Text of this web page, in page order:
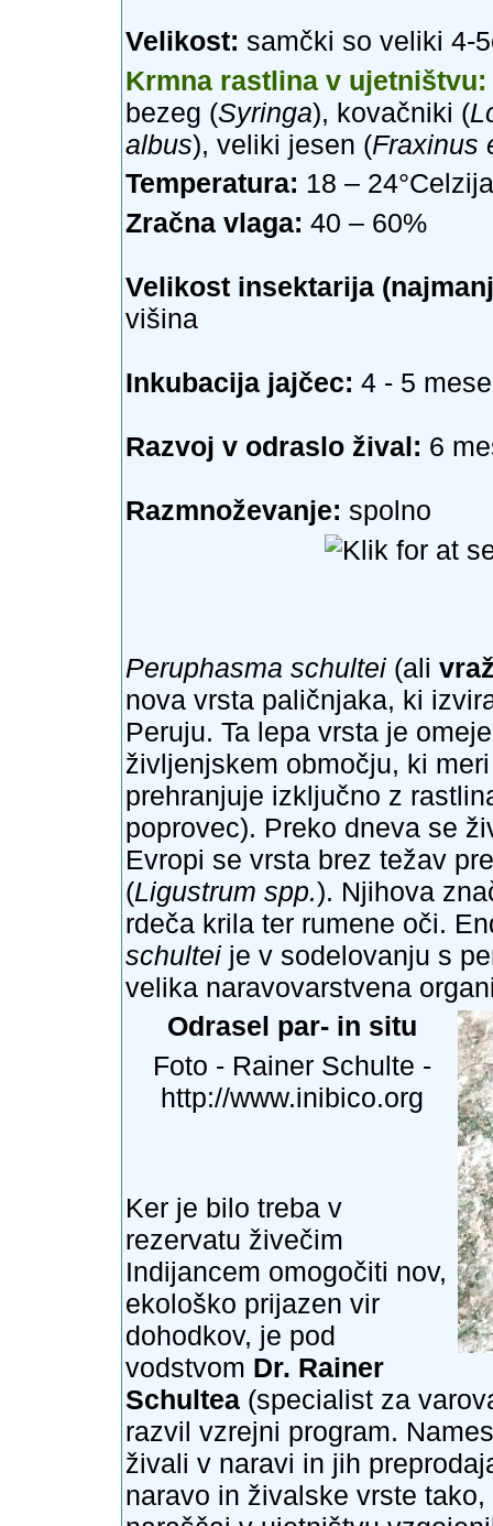
Velikost: samčki so veliki 4-
Krmna rastlina v ujetništvu:
bezeg (Syringa), kovačniki (
albus), veliki jesen (Fraxinus
Temperatura: 18 – 24°Celzija
Zračna vlaga: 40 – 60%
Velikost insektarija
višina
Inkubacija jajčec: 4 - 5
Razvoj v odraslo žival: 6
Razmnoževanje: spolno
Peruphasma schultei (ali
nova vrsta paličnjaka, ki
Peruju. Ta lepa vrsta je
življenjskem območju, ki
prehranjuje izključno z
poprovec). Preko dneva se
Evropi se vrsta brez težav
(Ligustrum spp.). Njihova
rdeča krila ter rumene oči.
schultei je v sodelovanju s
velika naravovarstvena
Odrasel par- in situ
Foto - Rainer Schulte -
http://www.inibico.org
Ker je bilo treba v
rezervatu živečim
Indijancem omogočiti nov,
ekološko prijazen vir
dohodkov, je pod
vodstvom Dr. Rainer
Schultea (specialist za
razvil vzrejni program.
živali v naravi in jih
naravo in živalske vrste